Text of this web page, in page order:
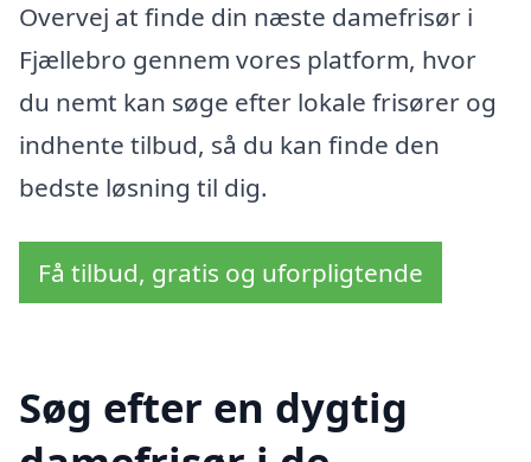
Overvej at finde din næste damefrisør i
Fjællebro gennem vores platform, hvor
du nemt kan søge efter lokale frisører og
indhente tilbud, så du kan finde den
bedste løsning til dig.
Få tilbud, gratis og uforpligtende
Søg efter en dygtig